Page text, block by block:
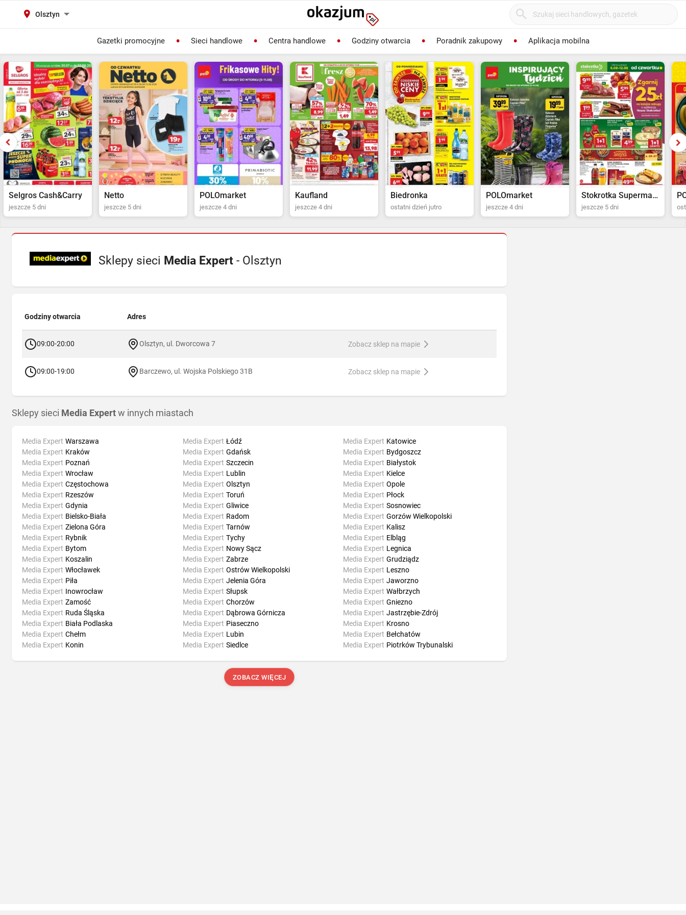
Olsztyn
Gazetki promocyjne Sieci handlowe Centra handlowe Godziny otwarcia Poradnik zakupowy Aplikacja mobilna
Selgros Cash&Carry
jeszcze 5 dni
Netto
jeszcze 5 dni
POLOmarket
jeszcze 4 dni
Kaufland
jeszcze 4 dni
Biedronka
ostatni dzień jutro
POLOmarket
jeszcze 4 dni
Stokrotka Supermarket
jeszcze 5 dni
Sklepy sieci Media Expert - Olsztyn
Godziny otwarcia Adres
09:00-20:00 Olsztyn, ul. Dworcowa 7 Zobacz sklep na mapie
09:00-19:00 Barczewo, ul. Wojska Polskiego 31B Zobacz sklep na mapie
Sklepy sieci Media Expert w innych miastach
Media Expert Warszawa
Media Expert Kraków
Media Expert Poznań
Media Expert Wrocław
Media Expert Łódź
Media Expert Gdańsk
Media Expert Szczecin
Media Expert Lublin
Media Expert Katowice
Media Expert Bydgoszcz
Media Expert Białystok
Media Expert Kielce
Media Expert Częstochowa
Media Expert Rzeszów
Media Expert Gdynia
Media Expert Bielsko-Biała
Media Expert Olsztyn
Media Expert Toruń
Media Expert Gliwice
Media Expert Radom
Media Expert Opole
Media Expert Płock
Media Expert Sosnowiec
Media Expert Gorzów Wielkopolski
Media Expert Zielona Góra
Media Expert Rybnik
Media Expert Bytom
Media Expert Koszalin
Media Expert Tarnów
Media Expert Tychy
Media Expert Nowy Sącz
Media Expert Zabrze
Media Expert Kalisz
Media Expert Elbląg
Media Expert Legnica
Media Expert Grudziądz
Media Expert Włocławek
Media Expert Piła
Media Expert Inowrocław
Media Expert Zamość
Media Expert Ostrów Wielkopolski
Media Expert Jelenia Góra
Media Expert Słupsk
Media Expert Chorzów
Media Expert Leszno
Media Expert Jaworzno
Media Expert Wałbrzych
Media Expert Gniezno
Media Expert Ruda Śląska
Media Expert Biała Podlaska
Media Expert Chełm
Media Expert Konin
Media Expert Dąbrowa Górnicza
Media Expert Piaseczno
Media Expert Lubin
Media Expert Siedlce
Media Expert Jastrzębie-Zdrój
Media Expert Krosno
Media Expert Bełchatów
Media Expert Piotrków Trybunalski
ZOBACZ WIĘCEJ